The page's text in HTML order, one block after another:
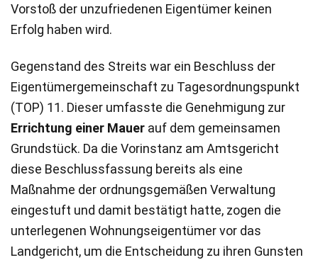
Vorstoß der unzufriedenen Eigentümer keinen
Erfolg haben wird.
Gegenstand des Streits war ein Beschluss der
Eigentümergemeinschaft zu Tagesordnungspunkt
(TOP) 11. Dieser umfasste die Genehmigung zur
Errichtung einer Mauer auf dem gemeinsamen
Grundstück. Da die Vorinstanz am Amtsgericht
diese Beschlussfassung bereits als eine
Maßnahme der ordnungsgemäßen Verwaltung
eingestuft und damit bestätigt hatte, zogen die
unterlegenen Wohnungseigentümer vor das
Landgericht, um die Entscheidung zu ihren Gunsten